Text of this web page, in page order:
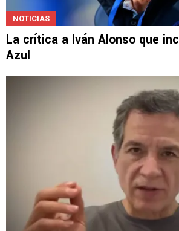
NOTICIAS
La crítica a Iván Alonso que
Azul